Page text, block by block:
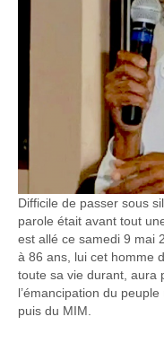
Difficile de passer sous
parole était avant tout
est allé ce samedi 9 mai
à 86 ans, lui cet homme
toute sa vie durant, aura
l’émancipation du
puis du MIM.